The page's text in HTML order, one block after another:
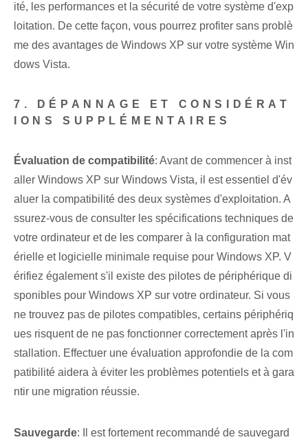
ité, les performances et la sécurité de votre système d'exp
loitation. De cette façon, vous pourrez profiter sans problè
me des avantages de Windows XP sur votre système Win
dows Vista.
7. DÉPANNAGE ET CONSIDÉRAT
IONS SUPPLÉMENTAIRES⁤
Évaluation de compatibilité: Avant de commencer à inst
aller Windows XP​ sur Windows Vista, il est essentiel d'év
aluer la compatibilité des deux systèmes d'exploitation. A
ssurez-vous de consulter les spécifications techniques de
votre ordinateur et de les comparer à la configuration mat
érielle et logicielle minimale requise pour Windows XP. V
érifiez également s'il existe des pilotes de périphérique di
sponibles pour Windows XP sur votre ordinateur. Si vous
ne trouvez pas de pilotes compatibles, certains périphériq
ues risquent de ne pas fonctionner correctement après l'in
stallation. Effectuer une évaluation approfondie de la com
patibilité aidera à éviter les problèmes potentiels et à gara
ntir une migration réussie.
Sauvegarde⁢: ‌Il est fortement⁤ recommandé de sauvegard